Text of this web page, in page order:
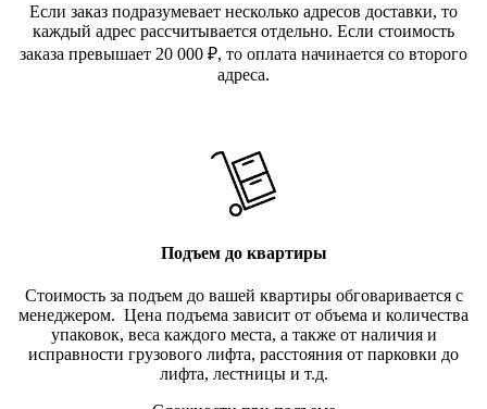
Если заказ подразумевает несколько адресов доставки, то
каждый адрес рассчитывается отдельно. Если стоимость
заказа превышает 20 000 ₽, то оплата начинается со второго
адреса.
Подъем до квартиры
Стоимость за подъем до вашей квартиры обговаривается с
менеджером. Цена подъема зависит от объема и количества
упаковок, веса каждого места, а также от наличия и
исправности грузового лифта, расстояния от парковки до
лифта, лестницы и т.д.